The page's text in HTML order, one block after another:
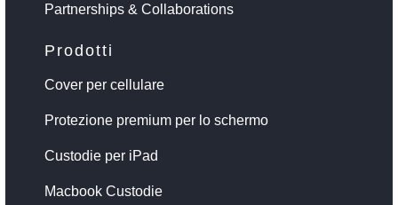
Partnerships & Collaborations
Prodotti
Cover per cellulare
Protezione premium per lo schermo
Custodie per iPad
Macbook Custodie